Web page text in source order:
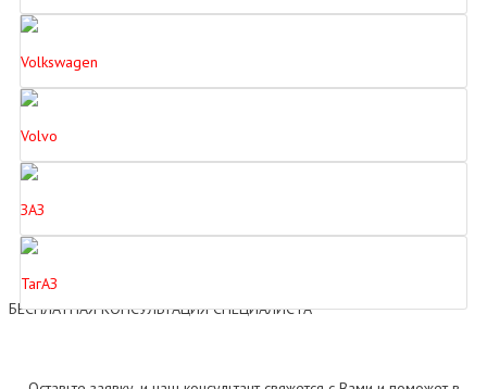
Volkswagen
Volvo
ЗАЗ
ТагАЗ
БЕСПЛАТНАЯ КОНСУЛЬТАЦИЯ СПЕЦИАЛИСТА